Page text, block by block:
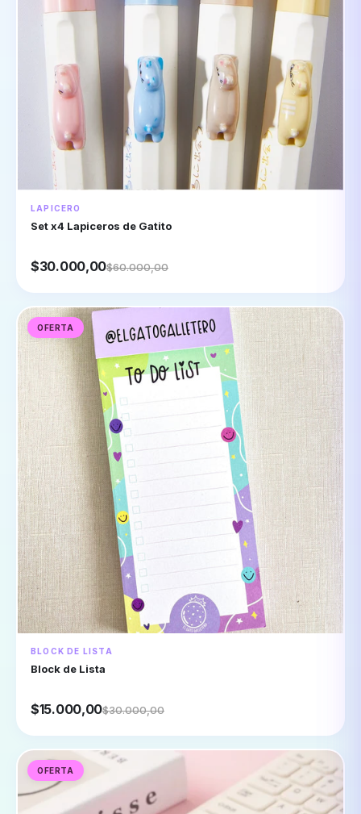
LAPICERO
Set x4 Lapiceros de Gatito
$30.000,00$60.000,00
OFERTA
BLOCK DE LISTA
Block de Lista
$15.000,00$30.000,00
OFERTA